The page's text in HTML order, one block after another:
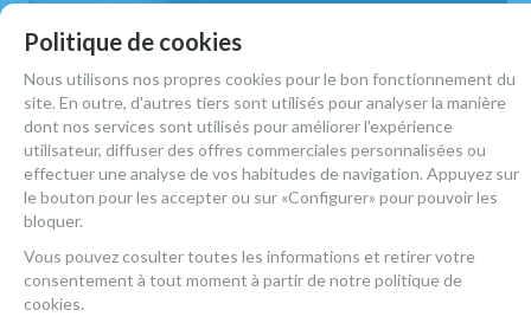
Politique de cookies
Nous utilisons nos propres cookies pour le bon fonctionnement du
site. En outre, d'autres tiers sont utilisés pour analyser la manière
dont nos services sont utilisés pour améliorer l'expérience
utilisateur, diffuser des offres commerciales personnalisées ou
effectuer une analyse de vos habitudes de navigation. Appuyez sur
le bouton pour les accepter ou sur «Configurer» pour pouvoir les
bloquer.
Vous pouvez cosulter toutes les informations et retirer votre
consentement à tout moment à partir de notre politique de
cookies.